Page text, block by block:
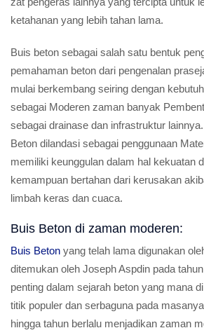
ketahanan yang lebih tahan lama.
Buis beton sebagai salah satu bentuk
pemahaman beton dari pengenalan
mulai berkembang seiring dengan
sebagai Moderen zaman banyak
sebagai drainase dan infrastruktur
Beton dilandasi sebagai penggunaan
memiliki keunggulan dalam hal kekuatan
kemampuan bertahan dari kerusakan
limbah keras dan cuaca.
Buis Beton di zaman moderen:
Buis Beton yang telah lama digunakan
ditemukan oleh Joseph Aspdin pada
penting dalam sejarah beton yang mana
titik populer dan serbaguna pada
hingga tahun berlalu menjadikan zaman